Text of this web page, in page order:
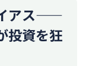
アス——
投資を狂